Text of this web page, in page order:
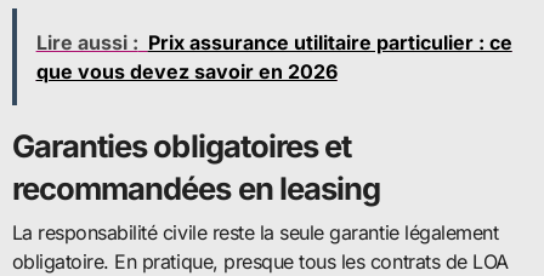
Lire aussi : Prix assurance utilitaire particulier : ce
que vous devez savoir en 2026
Garanties obligatoires et
recommandées en leasing
La responsabilité civile reste la seule garantie légalement
obligatoire. En pratique, presque tous les contrats de LOA